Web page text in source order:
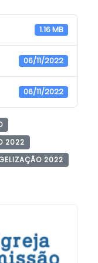
1.16 MB
06/11/2022
06/11/2022
2022
2022